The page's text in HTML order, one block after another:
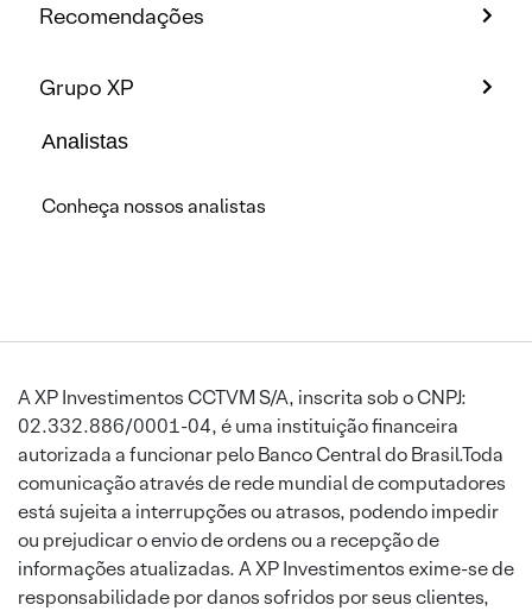
Recomendações
Grupo XP
Analistas
Conheça nossos analistas
A XP Investimentos CCTVM S/A, inscrita sob o CNPJ:
02.332.886/0001-04, é uma instituição financeira
autorizada a funcionar pelo Banco Central do Brasil.Toda
comunicação através de rede mundial de computadores
está sujeita a interrupções ou atrasos, podendo impedir
ou prejudicar o envio de ordens ou a recepção de
informações atualizadas. A XP Investimentos exime-se de
responsabilidade por danos sofridos por seus clientes,